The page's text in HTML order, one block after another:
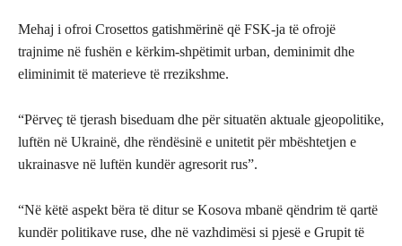
Mehaj i ofroi Crosettos gatishmërinë që FSK-ja të ofrojë
trajnime në fushën e kërkim-shpëtimit urban, deminimit dhe
eliminimit të materieve të rrezikshme.
“Përveç të tjerash biseduam dhe për situatën aktuale gjeopolitike,
luftën në Ukrainë, dhe rëndësinë e unitetit për mbështetjen e
ukrainasve në luftën kundër agresorit rus”.
“Në këtë aspekt bëra të ditur se Kosova mbanë qëndrim të qartë
kundër politikave ruse, dhe në vazhdimësi si pjesë e Grupit të